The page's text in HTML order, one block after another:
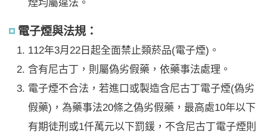
煙均屬違法。
電子煙與法規：
112年3月22日起全面禁止類菸品(電子煙)。
含有尼古丁，則屬偽劣假藥，依藥事法處理。
電子煙不合法，若進口或製造含尼古丁電子煙(偽劣
假藥)，為藥事法20條之偽劣假藥，最高處10年以下
有期徒刑或1仟萬元以下罰鍰，不含尼古丁電子煙則